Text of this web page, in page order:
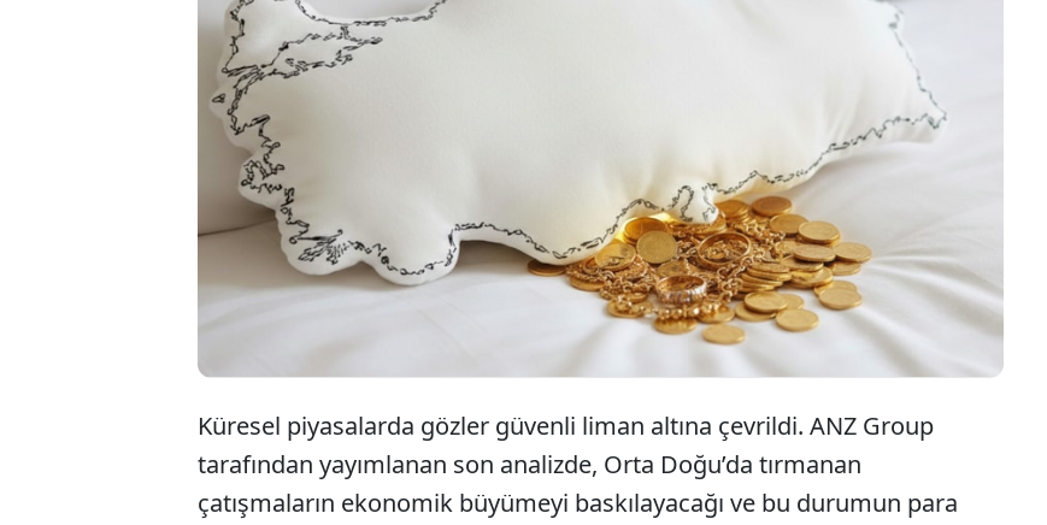
Avustralyalı banka ANZ Group analistleri, Orta Doğu’daki gerilimin
ekonomik etkileri ve merkez bankalarının hamleleriyle altının 2027’ye
kadar rekor seviyelere ulaşacağını öngördü. Bir önceki tahminini
aşağı yönlü revize ederek 6 bin dolar senaryosunu Mart 2027'ye
öteledi. Yıl sonunda ise gram altının gelebileceği seviye belli oldu.
Küresel piyasalarda gözler güvenli liman altına çevrildi. ANZ Group
tarafından yayımlanan son analizde, Orta Doğu’da tırmanan
çatışmaların ekonomik büyümeyi baskılayacağı ve bu durumun para